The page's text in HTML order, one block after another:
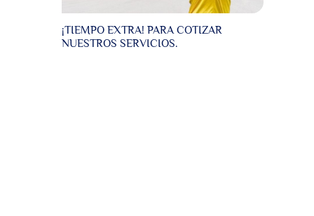
¡TIEMPO EXTRA! PARA COTIZAR
NUESTROS SERVICIOS.